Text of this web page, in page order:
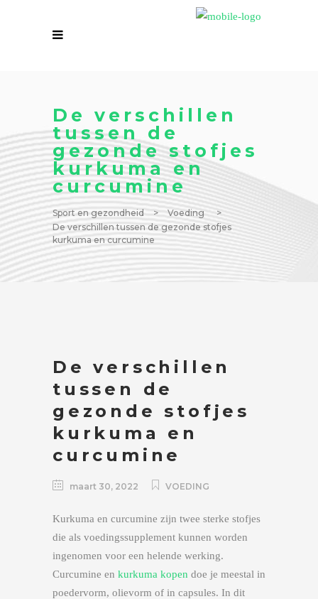
De verschillen
tussen de
gezonde stofjes
kurkuma en
curcumine
Sport en gezondheid > Voeding
>
De verschillen tussen de gezonde stofjes
kurkuma en curcumine
De verschillen
tussen de
gezonde stofjes
kurkuma en
curcumine
maart 30, 2022 VOEDING
Kurkuma en curcumine zijn twee sterke stofjes
die als voedingssupplement kunnen worden
ingenomen voor een helende werking.
Curcumine en kurkuma kopen doe je meestal in
poedervorm, olievorm of in capsules. In dit